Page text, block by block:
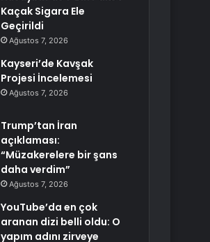
Kaçak Sigara Ele
Geçirildi
Ağustos 7, 2026
Kayseri’de Kavşak
Projesi İncelemesi
Ağustos 7, 2026
Trump’tan İran
açıklaması:
“Müzakerelere bir şans
daha verdim”
Ağustos 7, 2026
YouTube’da en çok
aranan dizi belli oldu: O
yapım adını zirveye